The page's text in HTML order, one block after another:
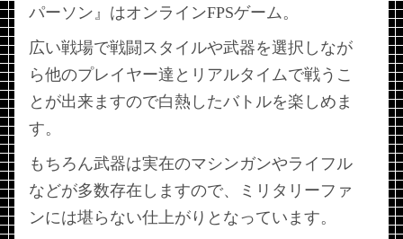
パーソン』はオンラインFPSゲーム。
広い戦場で戦闘スタイルや武器を選択しなが
ら他のプレイヤー達とリアルタイムで戦うこ
とが出来ますので白熱したバトルを楽しめま
す。
もちろん武器は実在のマシンガンやライフル
などが多数存在しますので、ミリタリーファ
ンには堪らない仕上がりとなっています。